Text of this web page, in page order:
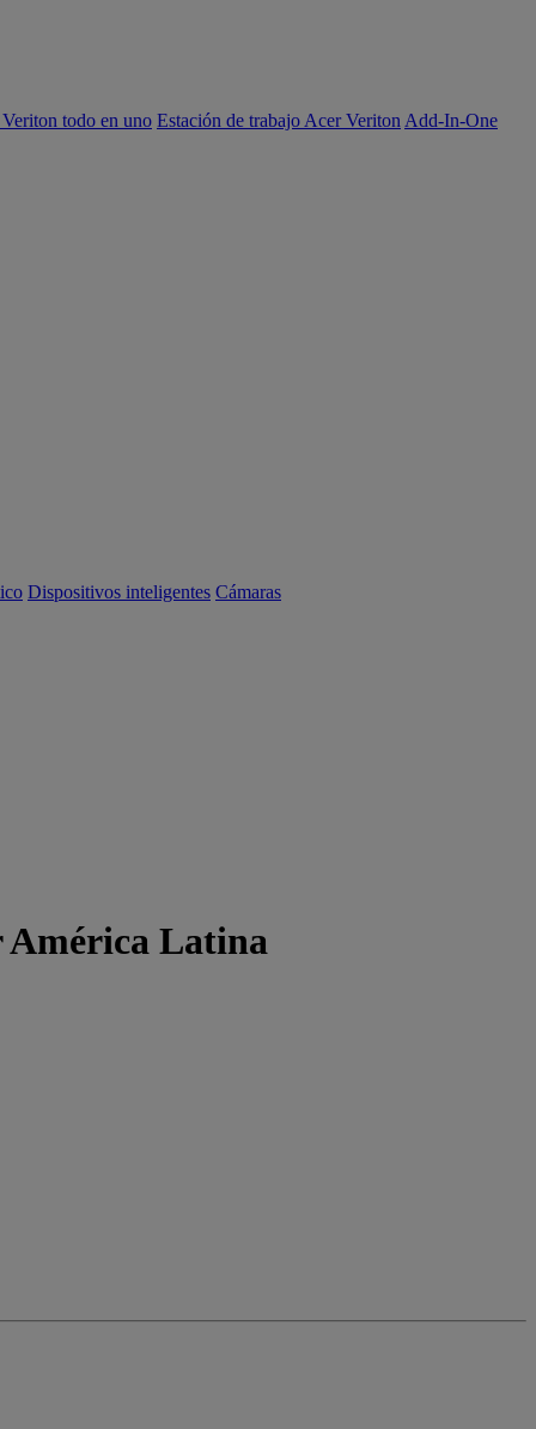
todo en uno Estación de trabajo Acer Veriton Add-In-One
Dispositivos inteligentes Cámaras
América Latina